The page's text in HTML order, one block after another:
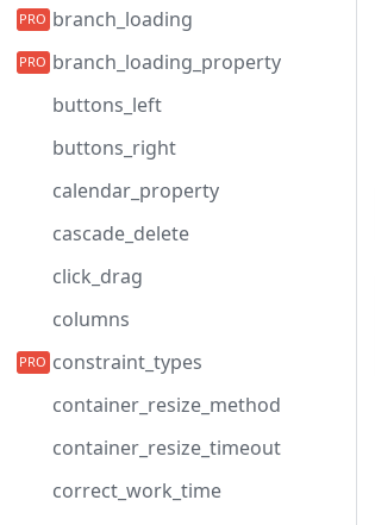
branch_loading
branch_loading_property
buttons_left
buttons_right
calendar_property
cascade_delete
click_drag
columns
constraint_types
container_resize_method
container_resize_timeout
correct_work_time